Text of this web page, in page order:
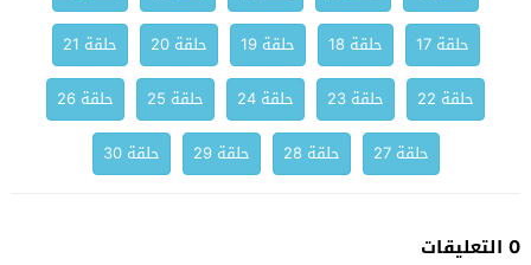
حلقة 17
حلقة 18 حلقة 19 حلقة 20
حلقة 21
حلقة 22
حلقة 23 حلقة 24 حلقة 25
حلقة 26
حلقة 27
حلقة 28 حلقة 29 حلقة 30
0 التعليقات